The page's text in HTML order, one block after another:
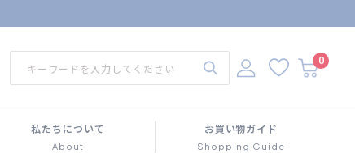
0
私たちについて
About
お買い物ガイド
Shopping Guide